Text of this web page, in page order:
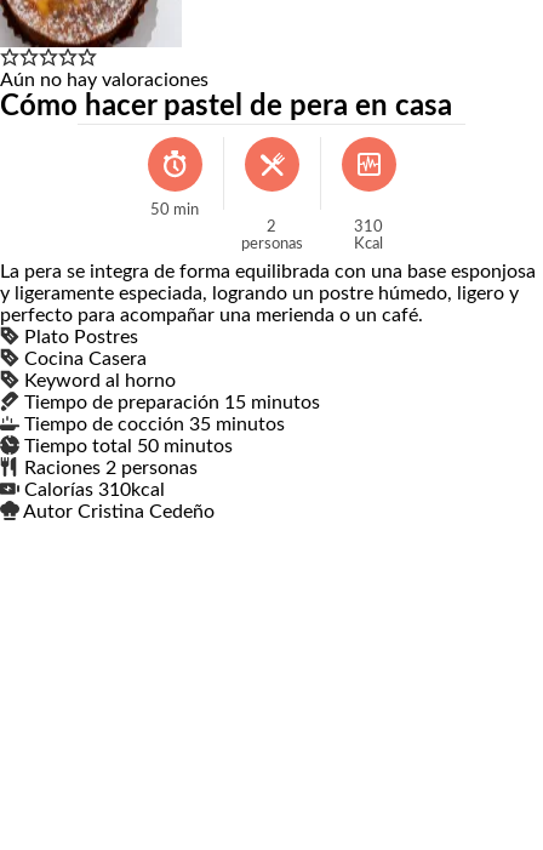
Aún no hay valoraciones
Cómo hacer pastel de pera en casa
50 min
2
personas
310
Kcal
La pera se integra de forma equilibrada con una base esponjosa
y ligeramente especiada, logrando un postre húmedo, ligero y
perfecto para acompañar una merienda o un café.
Plato Postres
Cocina Casera
Keyword al horno
Tiempo de preparación 15 minutos
minutos
Tiempo de cocción 35 minutos
minutos
Tiempo total 50 minutos
minutos
Raciones 2 personas
Calorías 310kcal
Autor Cristina Cedeño